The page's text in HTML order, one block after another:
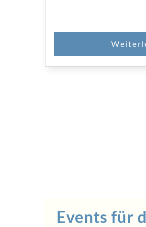
Events für